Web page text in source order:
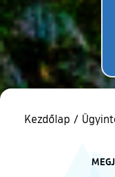
Kezdőlap /